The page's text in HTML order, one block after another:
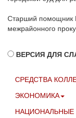
Старший помощник
межрайонного
ВЕРСИЯ ДЛЯ
СРЕДСТВА
ЭКОНОМИКА